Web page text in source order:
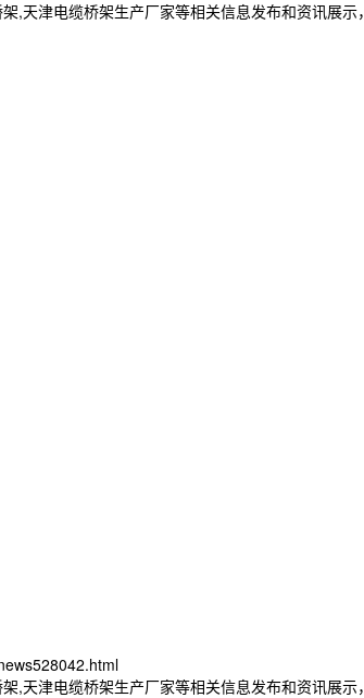
,天津电缆桥架生产厂家等相关信息发布和资讯展示
,天津电缆桥架生产厂家等相关信息发布和资讯展示